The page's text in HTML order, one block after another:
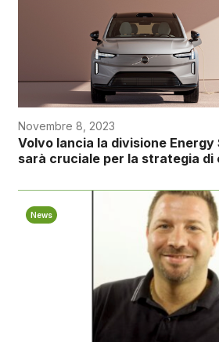
Novembre 8, 2023
Volvo lancia la divisione Energy
sarà cruciale per la strategia di
News